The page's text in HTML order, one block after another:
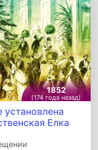
1852
(174 года назад)
установлена
Елка